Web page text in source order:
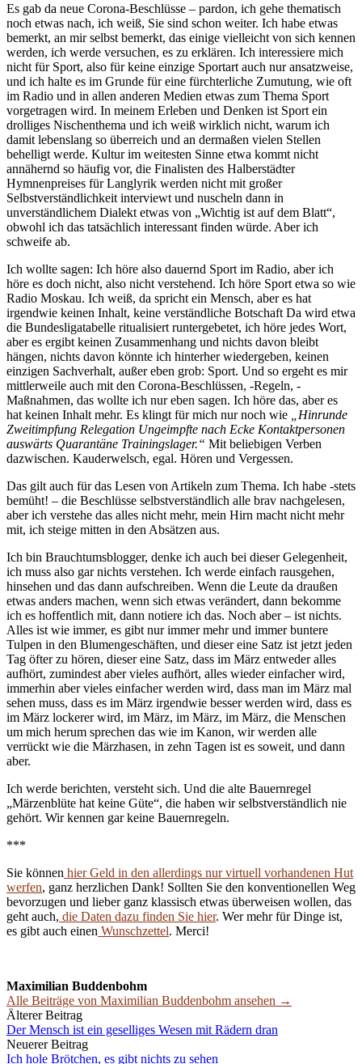
Es gab da neue Corona-Beschlüsse – pardon, ich gehe thematisch
noch etwas nach, ich weiß, Sie sind schon weiter. Ich habe etwas
bemerkt, an mir selbst bemerkt, das einige vielleicht von sich kennen
werden, ich werde versuchen, es zu erklären. Ich interessiere mich
nicht für Sport, also für keine einzige Sportart auch nur ansatzweise,
und ich halte es im Grunde für eine fürchterliche Zumutung, wie oft
im Radio und in allen anderen Medien etwas zum Thema Sport
vorgetragen wird. In meinem Erleben und Denken ist Sport ein
drolliges Nischenthema und ich weiß wirklich nicht, warum ich
damit lebenslang so überreich und an dermaßen vielen Stellen
behelligt werde. Kultur im weitesten Sinne etwa kommt nicht
annähernd so häufig vor, die Finalisten des Halberstädter
Hymnenpreises für Langlyrik werden nicht mit großer
Selbstverständlichkeit interviewt und nuscheln dann in
unverständlichem Dialekt etwas von „Wichtig ist auf dem Blatt“,
obwohl ich das tatsächlich interessant finden würde. Aber ich
schweife ab.
Ich wollte sagen: Ich höre also dauernd Sport im Radio, aber ich
höre es doch nicht, also nicht verstehend. Ich höre Sport etwa so wie
Radio Moskau. Ich weiß, da spricht ein Mensch, aber es hat
irgendwie keinen Inhalt, keine verständliche Botschaft Da wird etwa
die Bundesligatabelle ritualisiert runtergebetet, ich höre jedes Wort,
aber es ergibt keinen Zusammenhang und nichts davon bleibt
hängen, nichts davon könnte ich hinterher wiedergeben, keinen
einzigen Sachverhalt, außer eben grob: Sport. Und so ergeht es mir
mittlerweile auch mit den Corona-Beschlüssen, -Regeln, -
Maßnahmen, das wollte ich nur eben sagen. Ich höre das, aber es
hat keinen Inhalt mehr. Es klingt für mich nur noch wie
„Hinrunde
Zweitimpfung Relegation Ungeimpfte nach Ecke Kontaktpersonen
auswärts Quarantäne Trainingslager.“ Mit beliebigen Verben
dazwischen. Kauderwelsch, egal. Hören und Vergessen.
Das gilt auch für das Lesen von Artikeln zum Thema. Ich habe -stets
bemüht! – die Beschlüsse selbstverständlich alle brav nachgelesen,
aber ich verstehe das alles nicht mehr, mein Hirn macht nicht mehr
mit, ich steige mitten in den Absätzen aus.
Ich bin Brauchtumsblogger, denke ich auch bei dieser Gelegenheit,
ich muss also gar nichts verstehen. Ich werde einfach rausgehen,
hinsehen und das dann aufschreiben. Wenn die Leute da draußen
etwas anders machen, wenn sich etwas verändert, dann bekomme
ich es hoffentlich mit, dann notiere ich das. Noch aber – ist nichts.
Alles ist wie immer, es gibt nur immer mehr und immer buntere
Tulpen in den Blumengeschäften, und dieser eine Satz ist jetzt jeden
Tag öfter zu hören, dieser eine Satz, dass im März entweder alles
aufhört, zumindest aber vieles aufhört, alles wieder einfacher wird,
immerhin aber vieles einfacher werden wird, dass man im März mal
sehen muss, dass es im März irgendwie besser werden wird, dass es
im März lockerer wird, im März, im März, im März, die Menschen
um mich herum sprechen das wie im Kanon, wir werden alle
verrückt wie die Märzhasen, in zehn Tagen ist es soweit, und dann
aber.
Ich werde berichten, versteht sich. Und die alte Bauernregel
„Märzenblüte hat keine Güte“, die haben wir selbstverständlich nie
gehört. Wir kennen gar keine Bauernregeln.
***
Sie können hier Geld in den allerdings nur virtuell vorhandenen Hut
werfen, ganz herzlichen Dank! Sollten Sie den konventionellen Weg
bevorzugen und lieber ganz klassisch etwas überweisen wollen, das
geht auch, die Daten dazu finden Sie hier. Wer mehr für Dinge ist,
es gibt auch einen Wunschzettel. Merci!
Maximilian Buddenbohm
Alle Beiträge von Maximilian Buddenbohm ansehen →
Beitrags-
Navigation
Älterer Beitrag
Der Mensch ist ein geselliges Wesen mit Rädern dran
Neuerer Beitrag
Ich hole Brötchen, es gibt nichts zu sehen